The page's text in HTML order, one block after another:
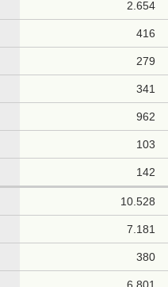
2.654
416
279
341
962
103
142
10.528
7.181
380